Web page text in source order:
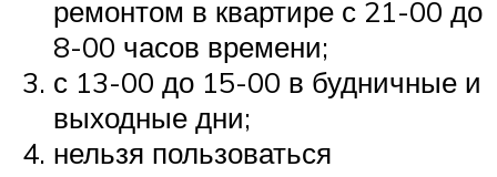
ремонтом в квартире с 21-00 до
8-00 часов времени;
с 13-00 до 15-00 в будничные и
выходные дни;
нельзя пользоваться